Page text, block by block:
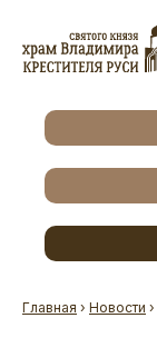
Главная › Новости ›